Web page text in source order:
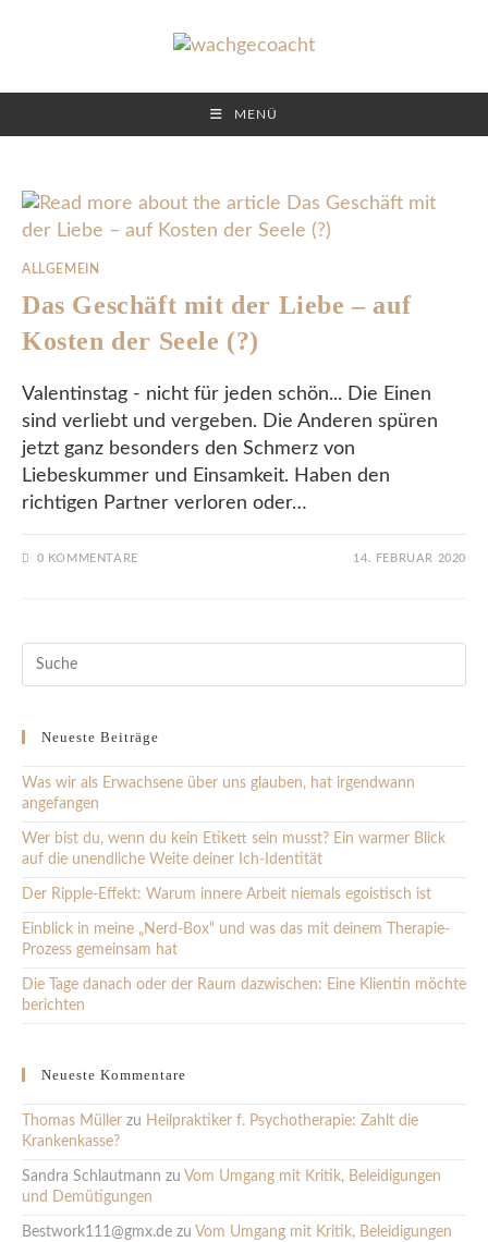
MENÜ
ALLGEMEIN
Das Geschäft mit der Liebe – auf
Kosten der Seele (?)
Valentinstag - nicht für jeden schön... Die Einen
sind verliebt und vergeben. Die Anderen spüren
jetzt ganz besonders den Schmerz von
Liebeskummer und Einsamkeit. Haben den
richtigen Partner verloren oder…
0 KOMMENTARE 14. FEBRUAR 2020
Neueste Beiträge
Was wir als Erwachsene über uns glauben, hat irgendwann
angefangen
Wer bist du, wenn du kein Etikett sein musst? Ein warmer Blick
auf die unendliche Weite deiner Ich-Identität
Der Ripple-Effekt: Warum innere Arbeit niemals egoistisch ist
Einblick in meine „Nerd-Box“ und was das mit deinem Therapie-
Prozess gemeinsam hat
Die Tage danach oder der Raum dazwischen: Eine Klientin möchte
berichten
Neueste Kommentare
Thomas Müller zu Heilpraktiker f. Psychotherapie: Zahlt die
Krankenkasse?
Sandra Schlautmann zu Vom Umgang mit Kritik, Beleidigungen
und Demütigungen
Bestwork111@gmx.de zu Vom Umgang mit Kritik, Beleidigungen